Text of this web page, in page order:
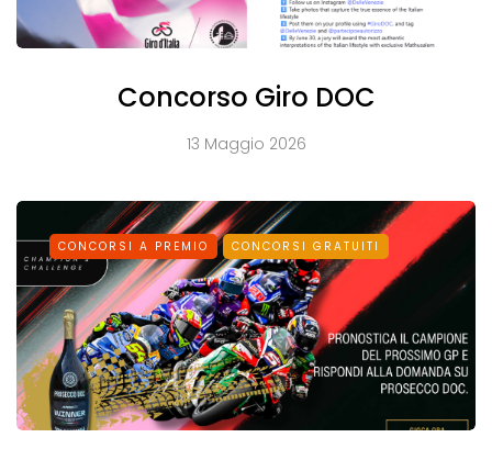
Concorso Giro DOC
13 Maggio 2026
CONCORSI A PREMIO CONCORSI GRATUITI